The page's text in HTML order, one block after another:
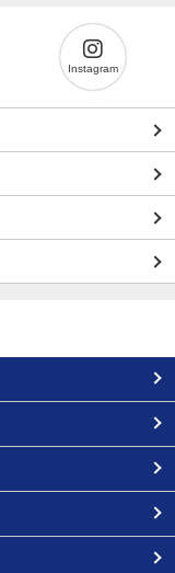
Instagram